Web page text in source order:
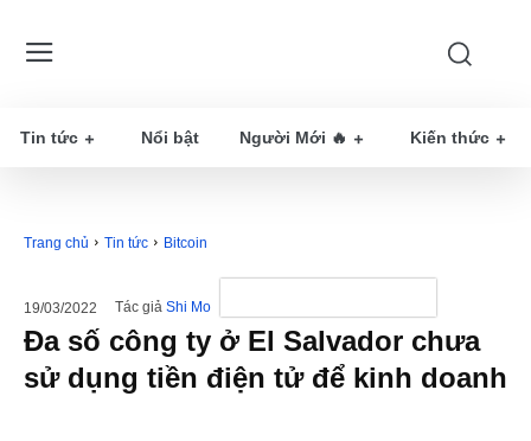
Tin tức Nổi bật Người Mới 🔥 Kiến thức
Trang chủ Tin tức Bitcoin
19/03/2022 Tác giả Shi Mo
Đa số công ty ở El Salvador chưa
sử dụng tiền điện tử để kinh doanh